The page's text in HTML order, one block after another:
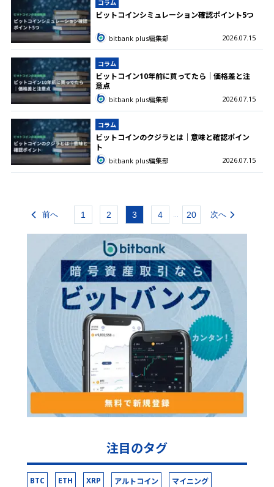
コラム
ビットコインシミュレーション確認ポイント5つ
bitbank plus編集部 2026.07.15
コラム
ビットコイン10年前に買ってたら｜価格差と注
意点
bitbank plus編集部 2026.07.15
コラム
ビットコインのクジラとは｜意味と確認ポイン
ト
bitbank plus編集部 2026.07.15
前へ 1 2 3 4 ... 20 次へ
注目のタグ
BTC ETH XRP アルトコイン マイニング